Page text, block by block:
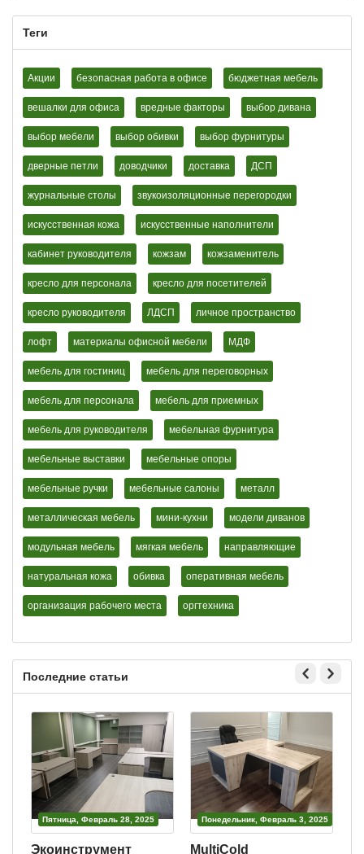
Теги
Акции безопасная работа в офисе бюджетная мебель
вешалки для офиса вредные факторы выбор дивана
выбор мебели выбор обивки выбор фурнитуры
дверные петли доводчики доставка ДСП
журнальные столы звукоизоляционные перегородки
искусственная кожа искусственные наполнители
кабинет руководителя кожзам кожзаменитель
кресло для персонала кресло для посетителей
кресло руководителя ЛДСП личное пространство
лофт материалы офисной мебели МДФ
мебель для гостиниц мебель для переговорных
мебель для персонала мебель для приемных
мебель для руководителя мебельная фурнитура
мебельные выставки мебельные опоры
мебельные ручки мебельные салоны металл
металлическая мебель мини-кухни модели диванов
модульная мебель мягкая мебель направляющие
натуральная кожа обивка оперативная мебель
организация рабочего места оргтехника
Последние статьи
Пятница, Февраль 28, 2025
Экоинструмент
Понедельник, Февраль 3, 2025
MultiCold